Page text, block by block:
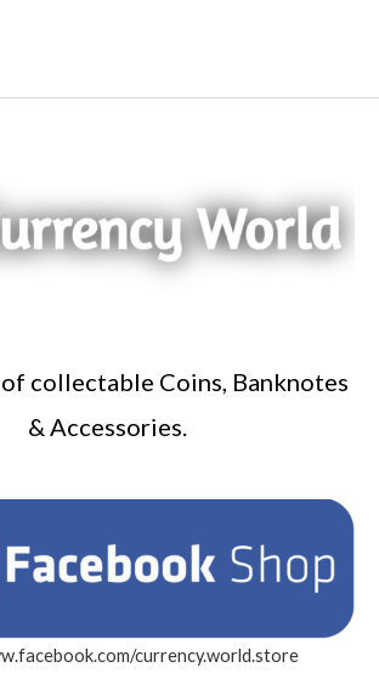
collectable Coins, Banknotes
& Accessories.
currency.world.store